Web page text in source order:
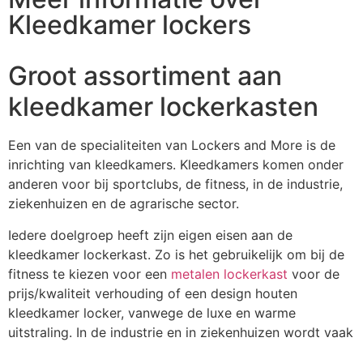
Kleedkamer lockers
Groot assortiment aan
kleedkamer lockerkasten
Een van de specialiteiten van Lockers and More is de
inrichting van kleedkamers. Kleedkamers komen onder
anderen voor bij sportclubs, de fitness, in de industrie,
ziekenhuizen en de agrarische sector.
Iedere doelgroep heeft zijn eigen eisen aan de
kleedkamer lockerkast. Zo is het gebruikelijk om bij de
fitness te kiezen voor een metalen lockerkast voor de
prijs/kwaliteit verhouding of een design houten
kleedkamer locker, vanwege de luxe en warme
uitstraling. In de industrie en in ziekenhuizen wordt vaak